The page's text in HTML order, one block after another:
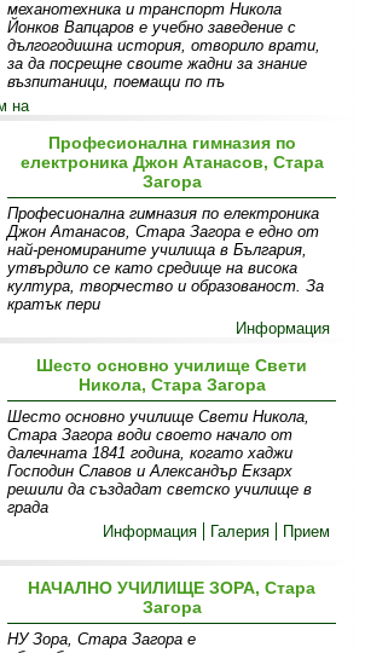
механотехника и транспорт Никола
Йонков Вапцаров е учебно заведение с
дългогодишна история, отворило врати,
за да посрещне своите жадни за знание
възпитаници, поемащи по пъ
на
Професионална гимназия по
електроника Джон Атанасов, Стара
Загора
Професионална гимназия по електроника
Джон Атанасов, Стара Загора е едно от
най-реномираните училища в България,
утвърдило се като средище на висока
култура, творчество и образованост. За
кратък пери
Информация
Шесто основно училище Свети
Никола, Стара Загора
Шесто основно училище Свети Никола,
Стара Загора води своето начало от
далечната 1841 година, когато хаджи
Господин Славов и Александър Екзарх
решили да създадат светско училище в
града
Информация
Галерия Прием
НАЧАЛНО УЧИЛИЩЕ ЗОРА, Стара
Загора
НУ Зора, Стара Загора е